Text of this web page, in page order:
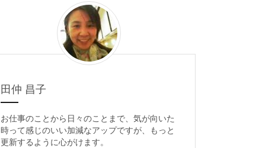
田仲 昌子
お仕事のことから日々のことまで、気が向いた
時って感じのいい加減なアップですが、もっと
更新するように心がけます。